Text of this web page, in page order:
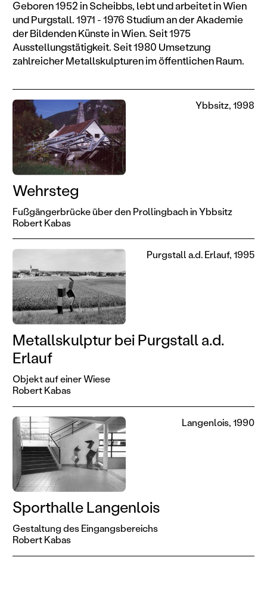
Geboren 1952 in Scheibbs, lebt und arbeitet in Wien
und Purgstall. 1971 - 1976 Studium an der Akademie
der Bildenden Künste in Wien. Seit 1975
Ausstellungstätigkeit. Seit 1980 Umsetzung
zahlreicher Metallskulpturen im öffentlichen Raum.
Wehrsteg
Fußgängerbrücke über den Prollingbach in Ybbsitz
Robert Kabas
Ybbsitz, 1998
Metallskulptur bei Purgstall a.d.
Erlauf
Objekt auf einer Wiese
Robert Kabas
Purgstall a.d. Erlauf, 1995
Sporthalle Langenlois
Gestaltung des Eingangsbereichs
Robert Kabas
Langenlois, 1990